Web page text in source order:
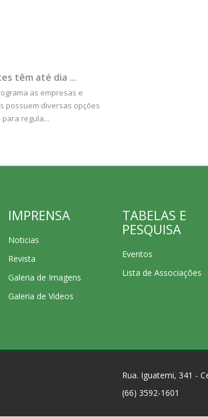
têm até dia ...
as empresas e
possuem diversas opções
regula...
IMPRENSA
Noticias
Revista
Galeria de Imagens
Galeria de Videos
TABELAS E
PESQUISA
Eventos
Lista de Associações
Rua. Iguatemi, 341 -
(66) 3592-1601